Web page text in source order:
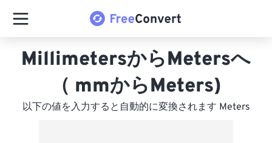
MillimetersからMetersへ
（ mmからMeters)
以下の値を入力すると自動的に変換されます Meters